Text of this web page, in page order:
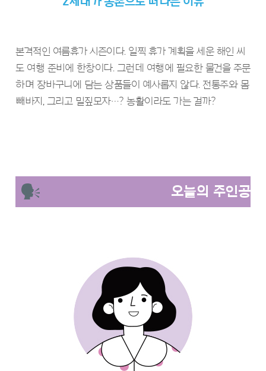
본격적인 여름휴가 시즌이다. 일찍 휴가 계획을 세운 해인 씨
도 여행 준비에 한창이다. 그런데 여행에 필요한 물건을 주문
하며 장바구니에 담는 상품들이 예사롭지 않다. 전통주와 몸
빼바지, 그리고 밀짚모자…? 농활이라도 가는 걸까?
오늘의 주인공